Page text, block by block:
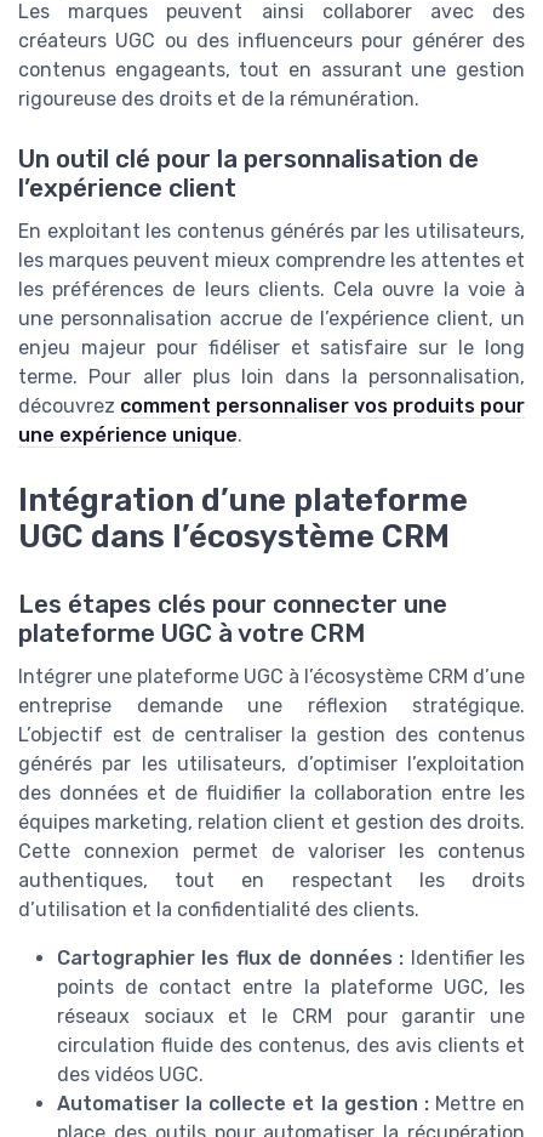
Les marques peuvent ainsi collaborer avec des
créateurs UGC ou des influenceurs pour générer des
contenus engageants, tout en assurant une gestion
rigoureuse des droits et de la rémunération.
Un outil clé pour la personnalisation de
l’expérience client
En exploitant les contenus générés par les utilisateurs,
les marques peuvent mieux comprendre les attentes et
les préférences de leurs clients. Cela ouvre la voie à
une personnalisation accrue de l’expérience client, un
enjeu majeur pour fidéliser et satisfaire sur le long
terme. Pour aller plus loin dans la personnalisation,
découvrez comment personnaliser vos produits pour
une expérience unique.
Intégration d’une plateforme
UGC dans l’écosystème CRM
Les étapes clés pour connecter une
plateforme UGC à votre CRM
Intégrer une plateforme UGC à l’écosystème CRM d’une
entreprise demande une réflexion stratégique.
L’objectif est de centraliser la gestion des contenus
générés par les utilisateurs, d’optimiser l’exploitation
des données et de fluidifier la collaboration entre les
équipes marketing, relation client et gestion des droits.
Cette connexion permet de valoriser les contenus
authentiques, tout en respectant les droits
d’utilisation et la confidentialité des clients.
Cartographier les flux de données : Identifier les
points de contact entre la plateforme UGC, les
réseaux sociaux et le CRM pour garantir une
circulation fluide des contenus, des avis clients et
des vidéos UGC.
Automatiser la collecte et la gestion :Mettre en